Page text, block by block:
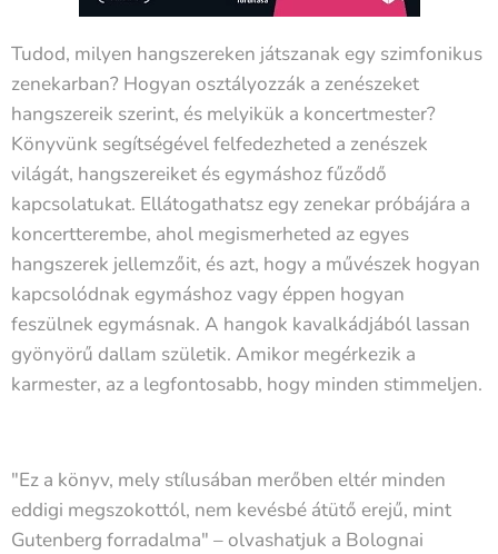
Tudod, milyen hangszereken játszanak egy szimfonikus
zenekarban? Hogyan osztályozzák a zenészeket
hangszereik szerint, és melyikük a koncertmester?
Könyvünk segítségével felfedezheted a zenészek
világát, hangszereiket és egymáshoz fűződő
kapcsolatukat. Ellátogathatsz egy zenekar próbájára a
koncertterembe, ahol megismerheted az egyes
hangszerek jellemzőit, és azt, hogy a művészek hogyan
kapcsolódnak egymáshoz vagy éppen hogyan
feszülnek egymásnak. A hangok kavalkádjából lassan
gyönyörű dallam születik. Amikor megérkezik a
karmester, az a legfontosabb, hogy minden stimmeljen.
"Ez a könyv, mely stílusában merőben eltér minden
eddigi megszokottól, nem kevésbé átütő erejű, mint
Gutenberg forradalma" – olvashatjuk a Bolognai